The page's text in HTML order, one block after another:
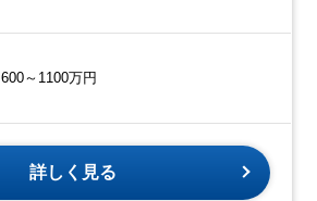
600～1100万円
詳しく見る